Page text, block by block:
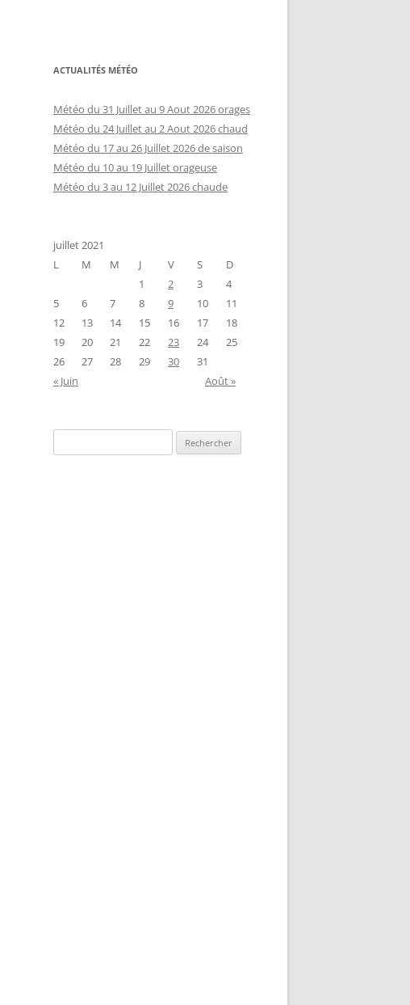
ACTUALITÉS MÉTÉO
Météo du 31 Juillet au 9 Aout 2026 orages
Météo du 24 Juillet au 2 Aout 2026 chaud
Météo du 17 au 26 Juillet 2026 de saison
Météo du 10 au 19 Juillet orageuse
Météo du 3 au 12 Juillet 2026 chaude
juillet 2021
L
M M J V S
D
1
2 3
4
5
6 7 8 9 10
11
12
13 14 15 16 17
18
19
20 21 22 23 24
25
26
27 28 29 30
31
« Juin
Août »